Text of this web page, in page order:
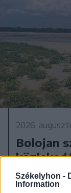
Székelyhon -
Information
2026.
Bolojan
egy